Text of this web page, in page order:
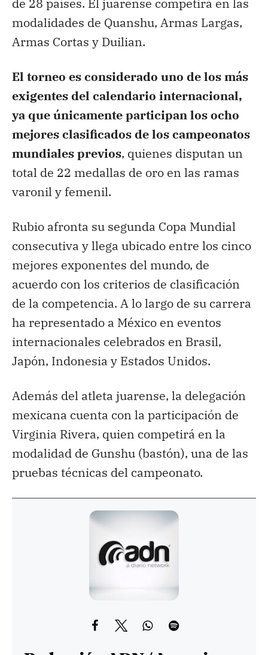
modalidades de Quanshu, Armas Largas,
Armas Cortas y Duilian.
El torneo es considerado uno de los más
exigentes del calendario internacional,
ya que únicamente participan los ocho
mejores clasificados de los campeonatos
mundiales previos, quienes disputan un
total de 22 medallas de oro en las ramas
varonil y femenil.
Rubio afronta su segunda Copa Mundial
consecutiva y llega ubicado entre los cinco
mejores exponentes del mundo, de
acuerdo con los criterios de clasificación
de la competencia. A lo largo de su carrera
ha representado a México en eventos
internacionales celebrados en Brasil,
Japón, Indonesia y Estados Unidos.
Además del atleta juarense, la delegación
mexicana cuenta con la participación de
Virginia Rivera, quien competirá en la
modalidad de Gunshu (bastón), una de las
pruebas técnicas del campeonato.